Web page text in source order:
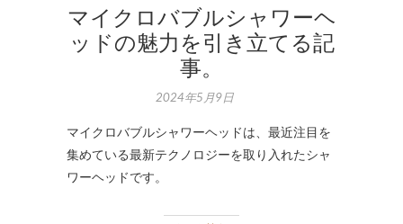
マイクロバブルシャワーヘ
ッドの魅力を引き立てる記
事。
2024年5月9日
マイクロバブルシャワーヘッドは、最近注目を
集めている最新テクノロジーを取り入れたシャ
ワーヘッドです。